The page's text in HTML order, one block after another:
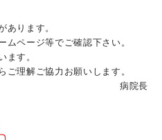
ります。
ムページ等でご確認下さい。
ます。
理解ご協力お願いします。
病院長